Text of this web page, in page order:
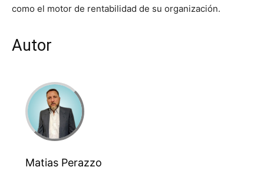
como el motor de rentabilidad de su organización.
Autor
Matias Perazzo